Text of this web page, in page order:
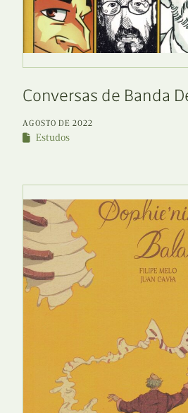
Conversas de Banda
AGOSTO DE 2022
Estudos